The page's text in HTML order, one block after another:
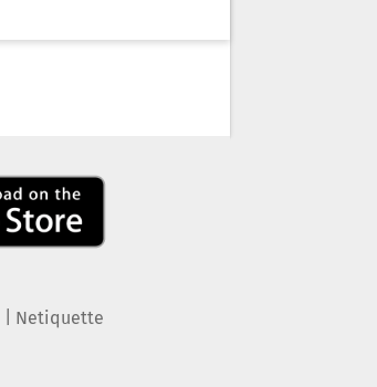
Netiquette